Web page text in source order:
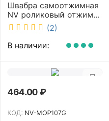
Швабра самоотжимная
NV роликовый отжим
насадка PVA 27 см
телескопическая
рукоятка 70-125 см NV-
SM2712
(2)
В наличии:
464.00₽
КОД: NV-MOP107G